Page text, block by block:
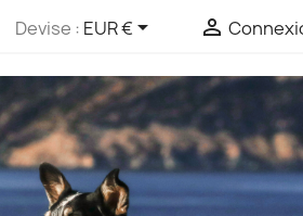
Devise : EUR € 